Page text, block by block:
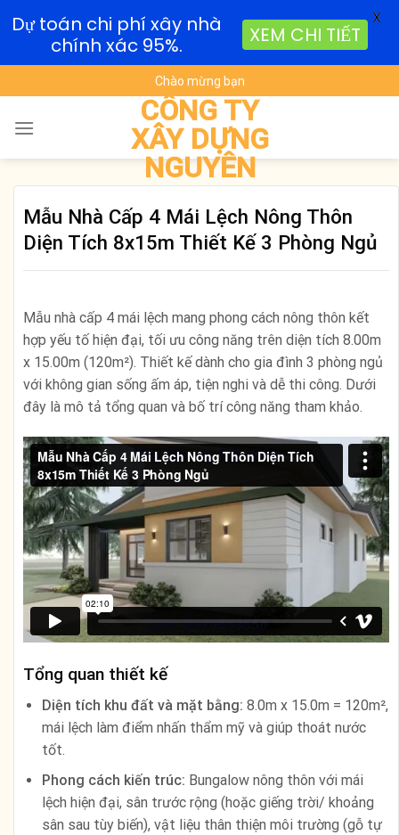
to
content
Chào mừng bạn
CÔNG TY
XÂY DỰNG
NGUYÊN
Mẫu Nhà Cấp 4 Mái Lệch Nông Thôn
Diện Tích 8x15m Thiết Kế 3 Phòng Ngủ
Mẫu nhà cấp 4 mái lệch mang phong cách nông thôn kết
hợp yếu tố hiện đại, tối ưu công năng trên diện tích 8.00m
x 15.00m (120m²). Thiết kế dành cho gia đình 3 phòng ngủ
với không gian sống ấm áp, tiện nghi và dễ thi công. Dưới
đây là mô tả tổng quan và bố trí công năng tham khảo.
Tổng quan thiết kế
Diện tích khu đất và mặt bằng: 8.0m x 15.0m = 120m²,
mái lệch làm điểm nhấn thẩm mỹ và giúp thoát nước
tốt.
Phong cách kiến trúc: Bungalow nông thôn với mái
lệch hiện đại, sân trước rộng (hoặc giếng trời/ khoảng
sân sau tùy biến), vật liệu thân thiện môi trường (gỗ tự
Dự toán chi phí xây nhà
chính xác 95%.
XEM CHI TIẾT
X